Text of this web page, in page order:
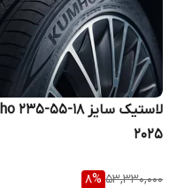
2025
53,330,000
8%